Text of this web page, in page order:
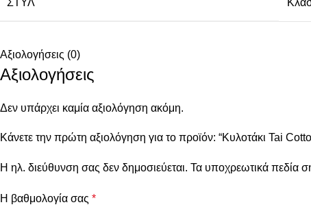
ΣΤΥΛ
Αξιολογήσεις (0)
Αξιολογήσεις
Δεν υπάρχει καμία αξιολόγηση ακόμη.
Κάνετε την πρώτη αξιολόγηση για το προϊόν: “Κυλοτάκι Tai
Η ηλ. διεύθυνση σας δεν δημοσιεύεται. Τα υποχρεωτικά πεδία
Η βαθμολογία σας *